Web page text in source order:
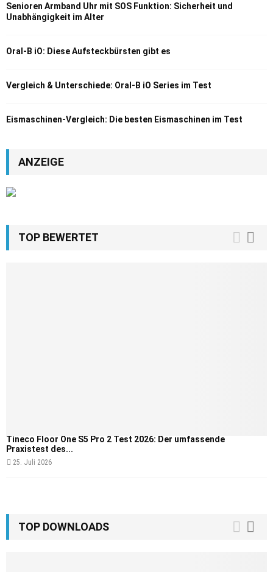
Senioren Armband Uhr mit SOS Funktion: Sicherheit und
Unabhängigkeit im Alter
Oral-B iO: Diese Aufsteckbürsten gibt es
Vergleich & Unterschiede: Oral-B iO Series im Test
Eismaschinen-Vergleich: Die besten Eismaschinen im Test
ANZEIGE
TOP BEWERTET
Tineco Floor One S5 Pro 2 Test 2026: Der umfassende
Praxistest des...
25. Juli 2026
TOP DOWNLOADS